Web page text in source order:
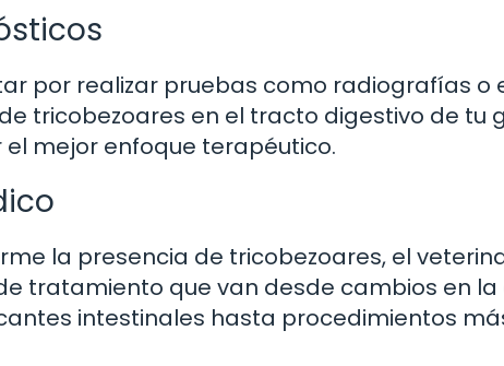
por realizar pruebas como radiografías
tricobezoares en el tracto digestivo de tu
mejor enfoque terapéutico.
la presencia de tricobezoares, el
tratamiento que van desde cambios en la
intestinales hasta procedimientos